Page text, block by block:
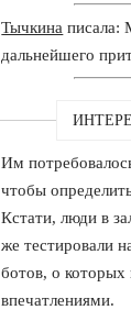
Тычкина писала:
дальнейшего
Им
чтобы
Кстати, люди в
же тестировали
ботов, о которых
впечатлениями.